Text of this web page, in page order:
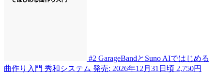
#2 GarageBandとSuno AIではじめる
曲作り入門 秀和システム 発売: 2026年12月31日頃 2,750円